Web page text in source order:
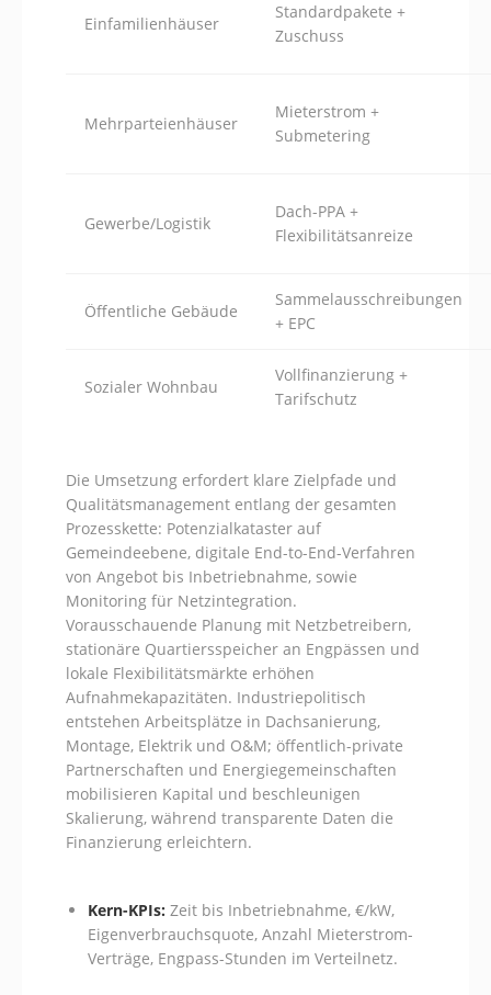
Einfamilienhäuser
Standardpakete +
Zuschuss
Mehrparteienhäuser
Mieterstrom +
Submetering
Gewerbe/Logistik
Dach-PPA +
Flexibilitätsanreize
Öffentliche Gebäude
Sammelausschreibungen
+ EPC
Sozialer Wohnbau
Vollfinanzierung +
Tarifschutz
Die Umsetzung erfordert klare Zielpfade und
Qualitätsmanagement entlang der gesamten
Prozesskette: Potenzialkataster auf
Gemeindeebene, digitale End-to-End-Verfahren
von Angebot bis Inbetriebnahme, sowie
Monitoring für Netzintegration.
Vorausschauende Planung mit Netzbetreibern,
stationäre Quartiersspeicher an Engpässen und
lokale Flexibilitätsmärkte erhöhen
Aufnahmekapazitäten. Industriepolitisch
entstehen Arbeitsplätze in Dachsanierung,
Montage, Elektrik und O&M; öffentlich-private
Partnerschaften und Energiegemeinschaften
mobilisieren Kapital und beschleunigen
Skalierung, während transparente Daten die
Finanzierung erleichtern.
Kern-KPIs: Zeit bis Inbetriebnahme, €/kW,
Eigenverbrauchsquote, Anzahl Mieterstrom-
Verträge, Engpass-Stunden im Verteilnetz.